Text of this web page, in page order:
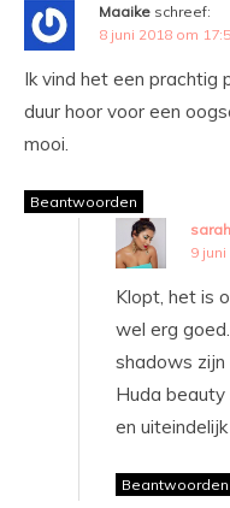
Maaike schreef:
8 juni 2018 om
Ik vind het een prachtig
duur hoor voor een
mooi.
Beantwoorden
9
Klopt, het is
wel erg
shadows zijn
Huda
en
Beantwoorden